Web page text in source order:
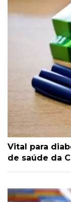
Vital para
de saúde da